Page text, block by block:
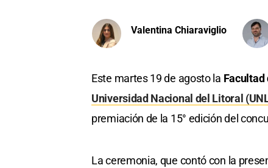
Valentina Chiaraviglio
Este martes 19 de agosto la Facultad
Universidad Nacional del Litoral
premiación de la 15° edición del
La ceremonia, que contó con la